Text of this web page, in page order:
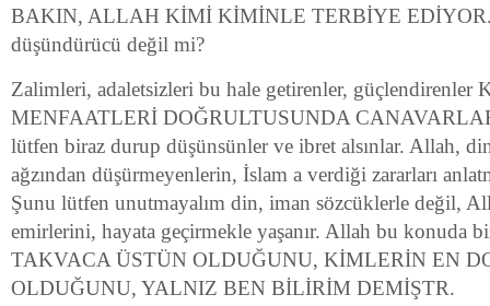
BAKIN, ALLAH KİMİ KİMİNLE TERBİYE EDİYOR.
düşündürücü değil mi?
Zalimleri, adaletsizleri bu hale getirenler, güçlendirenler
MENFAATLERİ DOĞRULTUSUNDA
lütfen biraz durup düşünsünler ve ibret alsınlar. Allah,
ağzından düşürmeyenlerin, İslam a verdiği zararları
Şunu lütfen unutmayalım din, iman sözcüklerle değil,
emirlerini, hayata geçirmekle yaşanır. Allah bu konuda
TAKVACA ÜSTÜN OLDUĞUNU, KİMLERİN EN
OLDUĞUNU, YALNIZ BEN BİLİRİM DEMİŞTR.